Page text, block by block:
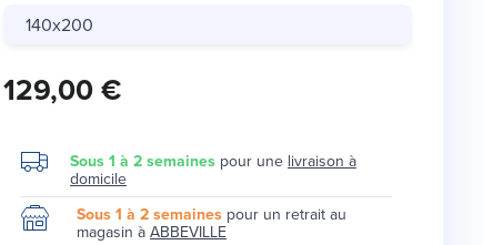
140x200
129,00 €
Sous 1 à 2 semaines pour une livraison à
domicile
Sous 1 à 2 semaines pour un retrait au
magasin à ABBEVILLE